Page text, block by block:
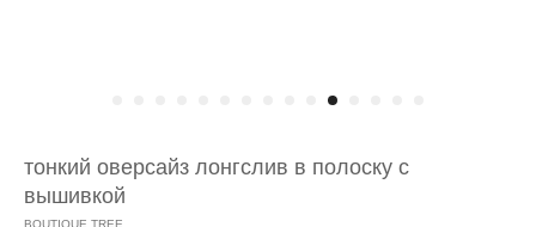
тонкий оверсайз лонгслив в полоску с
вышивкой
BOUTIQUE TREE